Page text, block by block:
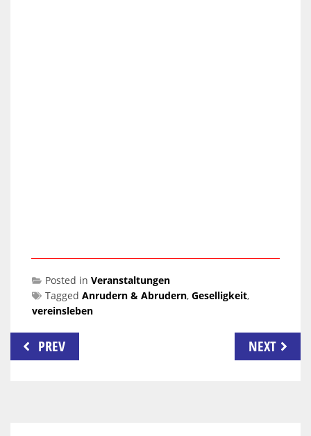
Posted in Veranstaltungen
Tagged Anrudern & Abrudern, Geselligkeit,
vereinsleben
Beitragsnavigation
PREV NEXT